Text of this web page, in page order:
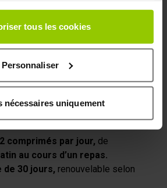
ou retirer votre consentement à
la Déclaration relative aux
sur l'icône de confidentialité.
nous aimerions également :
sur votre localisation
peuvent être précises à plusieurs
les caractéristiques spécifiques
sur le traitement de vos données
vos préférences, reportez-vous à
tous les cookies
Personnaliser
nécessaires uniquement
QUAND PRENDRE DU
2 comprimés par jour, de
au cours d’un repas.
de 30 jours, renouvelable selon